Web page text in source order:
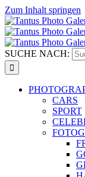
Zum Inhalt springen
SUCHE NACH:
CARS
SPORT